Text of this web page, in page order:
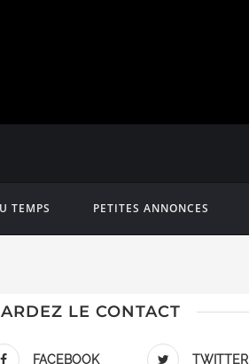
TEMPS PETITES ANNONCES
LE CONTACT
FACEBOOK TWITTER